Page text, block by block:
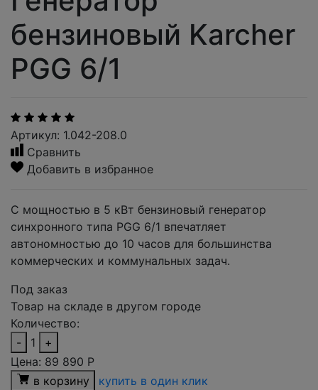
бензиновый Karcher
PGG 6/1
Артикул: 1.042-208.0
Сравнить
Добавить в избранное
С мощностью в 5 кВт бензиновый генератор
синхронного типа PGG 6/1 впечатляет
автономностью до 10 часов для большинства
коммерческих и коммунальных задач.
Под заказ
Товар на складе в другом городе
Количество:
-
1
+
Цена: 89 890 Р
в корзину
купить в один клик